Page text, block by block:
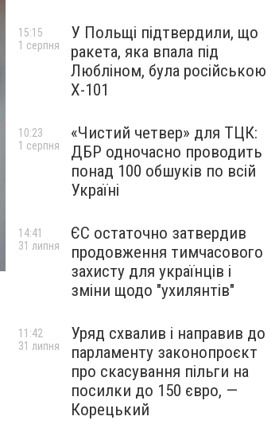
У Польщі підтвердили, що
ракета, яка впала під
Любліном, була російською
Х-101
15:15
1 серпня
«Чистий четвер» для ТЦК:
ДБР одночасно проводить
понад 100 обшуків по всій
Україні
10:23
1 серпня
ЄС остаточно затвердив
продовження тимчасового
захисту для українців і
зміни щодо "ухилянтів"
14:41
31 липня
Уряд схвалив і направив до
парламенту законопроєкт
про скасування пільги на
посилки до 150 євро, —
Корецький
11:42
31 липня